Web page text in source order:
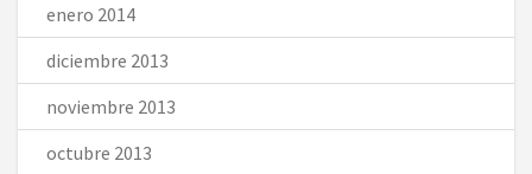
enero 2014
diciembre 2013
noviembre 2013
octubre 2013